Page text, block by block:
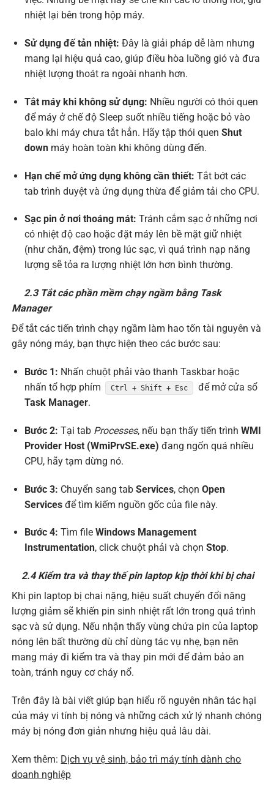
nhiệt lại bên trong hộp máy.
Sử dụng đế tản nhiệt: Đây là giải pháp dễ làm nhưng
mang lại hiệu quả cao, giúp điều hòa luồng gió và đưa
nhiệt lượng thoát ra ngoài nhanh hơn.
Tắt máy khi không sử dụng: Nhiều người có thói quen
để máy ở chế độ Sleep suốt nhiều tiếng hoặc bỏ vào
balo khi máy chưa tắt hẳn. Hãy tập thói quenShut
down máy hoàn toàn khi không dùng đến.
Hạn chế mở ứng dụng không cần thiết: Tắt bớt các
tab trình duyệt và ứng dụng thừa để giảm tải cho CPU.
Sạc pin ở nơi thoáng mát: Tránh cắm sạc ở những nơi
có nhiệt độ cao hoặc đặt máy lên bề mặt giữ nhiệt
(như chăn, đệm) trong lúc sạc, vì quá trình nạp năng
lượng sẽ tỏa ra lượng nhiệt lớn hơn bình thường.
2.3 Tắt các phần mềm chạy ngầm bằng Task
Manager
Để tắt các tiến trình chạy ngầm làm hao tốn tài nguyên và
gây nóng máy, bạn thực hiện theo các bước sau:
Bước 1: Nhấn chuột phải vào thanh Taskbar hoặc
nhấn tổ hợp phím
Ctrl + Shift + Esc
để mở cửa sổ
Task Manager.
Bước 2: Tại tab Processes, nếu bạn thấy tiến trìnhWMI
Provider Host (WmiPrvSE.exe) đang ngốn quá nhiều
CPU, hãy tạm dừng nó.
Bước 3: Chuyển sang tabServices, chọnOpen
Services để tìm kiếm nguồn gốc của file này.
Bước 4: Tìm fileWindows Management
Instrumentation, click chuột phải và chọnStop.
2.4 Kiểm tra và thay thế pin laptop kịp thời khi bị chai
Khi pin laptop bị chai nặng, hiệu suất chuyển đổi năng
lượng giảm sẽ khiến pin sinh nhiệt rất lớn trong quá trình
sạc và sử dụng. Nếu nhận thấy vùng chứa pin của laptop
nóng lên bất thường dù chỉ dùng tác vụ nhẹ, bạn nên
mang máy đi kiểm tra và thay pin mới để đảm bảo an
toàn, tránh nguy cơ cháy nổ.
Trên đây là bài viết giúp bạn hiểu rõ nguyên nhân tác hại
của máy vi tính bị nóng và những cách xử lý nhanh chóng
máy bị nóng đơn giản nhưng hiệu quả lâu dài.
Xem thêm: Dịch vụ vệ sinh, bảo trì máy tính dành cho
doanh nghiệp